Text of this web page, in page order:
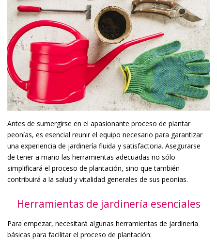
Antes de sumergirse en el apasionante proceso de plantar
peonías, es esencial reunir el equipo necesario para garantizar
una experiencia de jardinería fluida y satisfactoria. Asegurarse
de tener a mano las herramientas adecuadas no sólo
simplificará el proceso de plantación, sino que también
contribuirá a la salud y vitalidad generales de sus peonías.
Herramientas de jardinería esenciales
Para empezar, necesitará algunas herramientas de jardinería
básicas para facilitar el proceso de plantación: